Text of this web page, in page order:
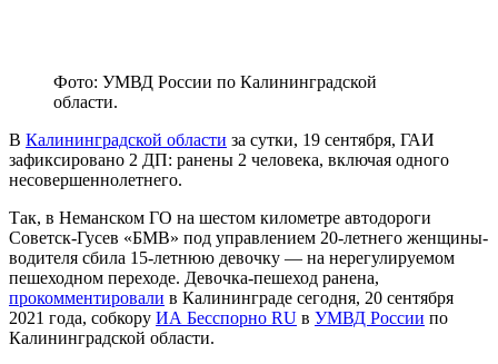
Фото: УМВД России по Калининградской
области.
В Калининградской области за сутки, 19 сентября, ГАИ
зафиксировано 2 ДП: ранены 2 человека, включая одного
несовершеннолетнего.
Так, в Неманском ГО на шестом километре автодороги
Советск-Гусев «БМВ» под управлением 20-летнего женщины-
водителя сбила 15-летнюю девочку — на нерегулируемом
пешеходном переходе. Девочка-пешеход ранена,
прокомментировали в Калининграде сегодня, 20 сентября
2021 года, собкору ИА Бесспорно RU в УМВД России по
Калининградской области.